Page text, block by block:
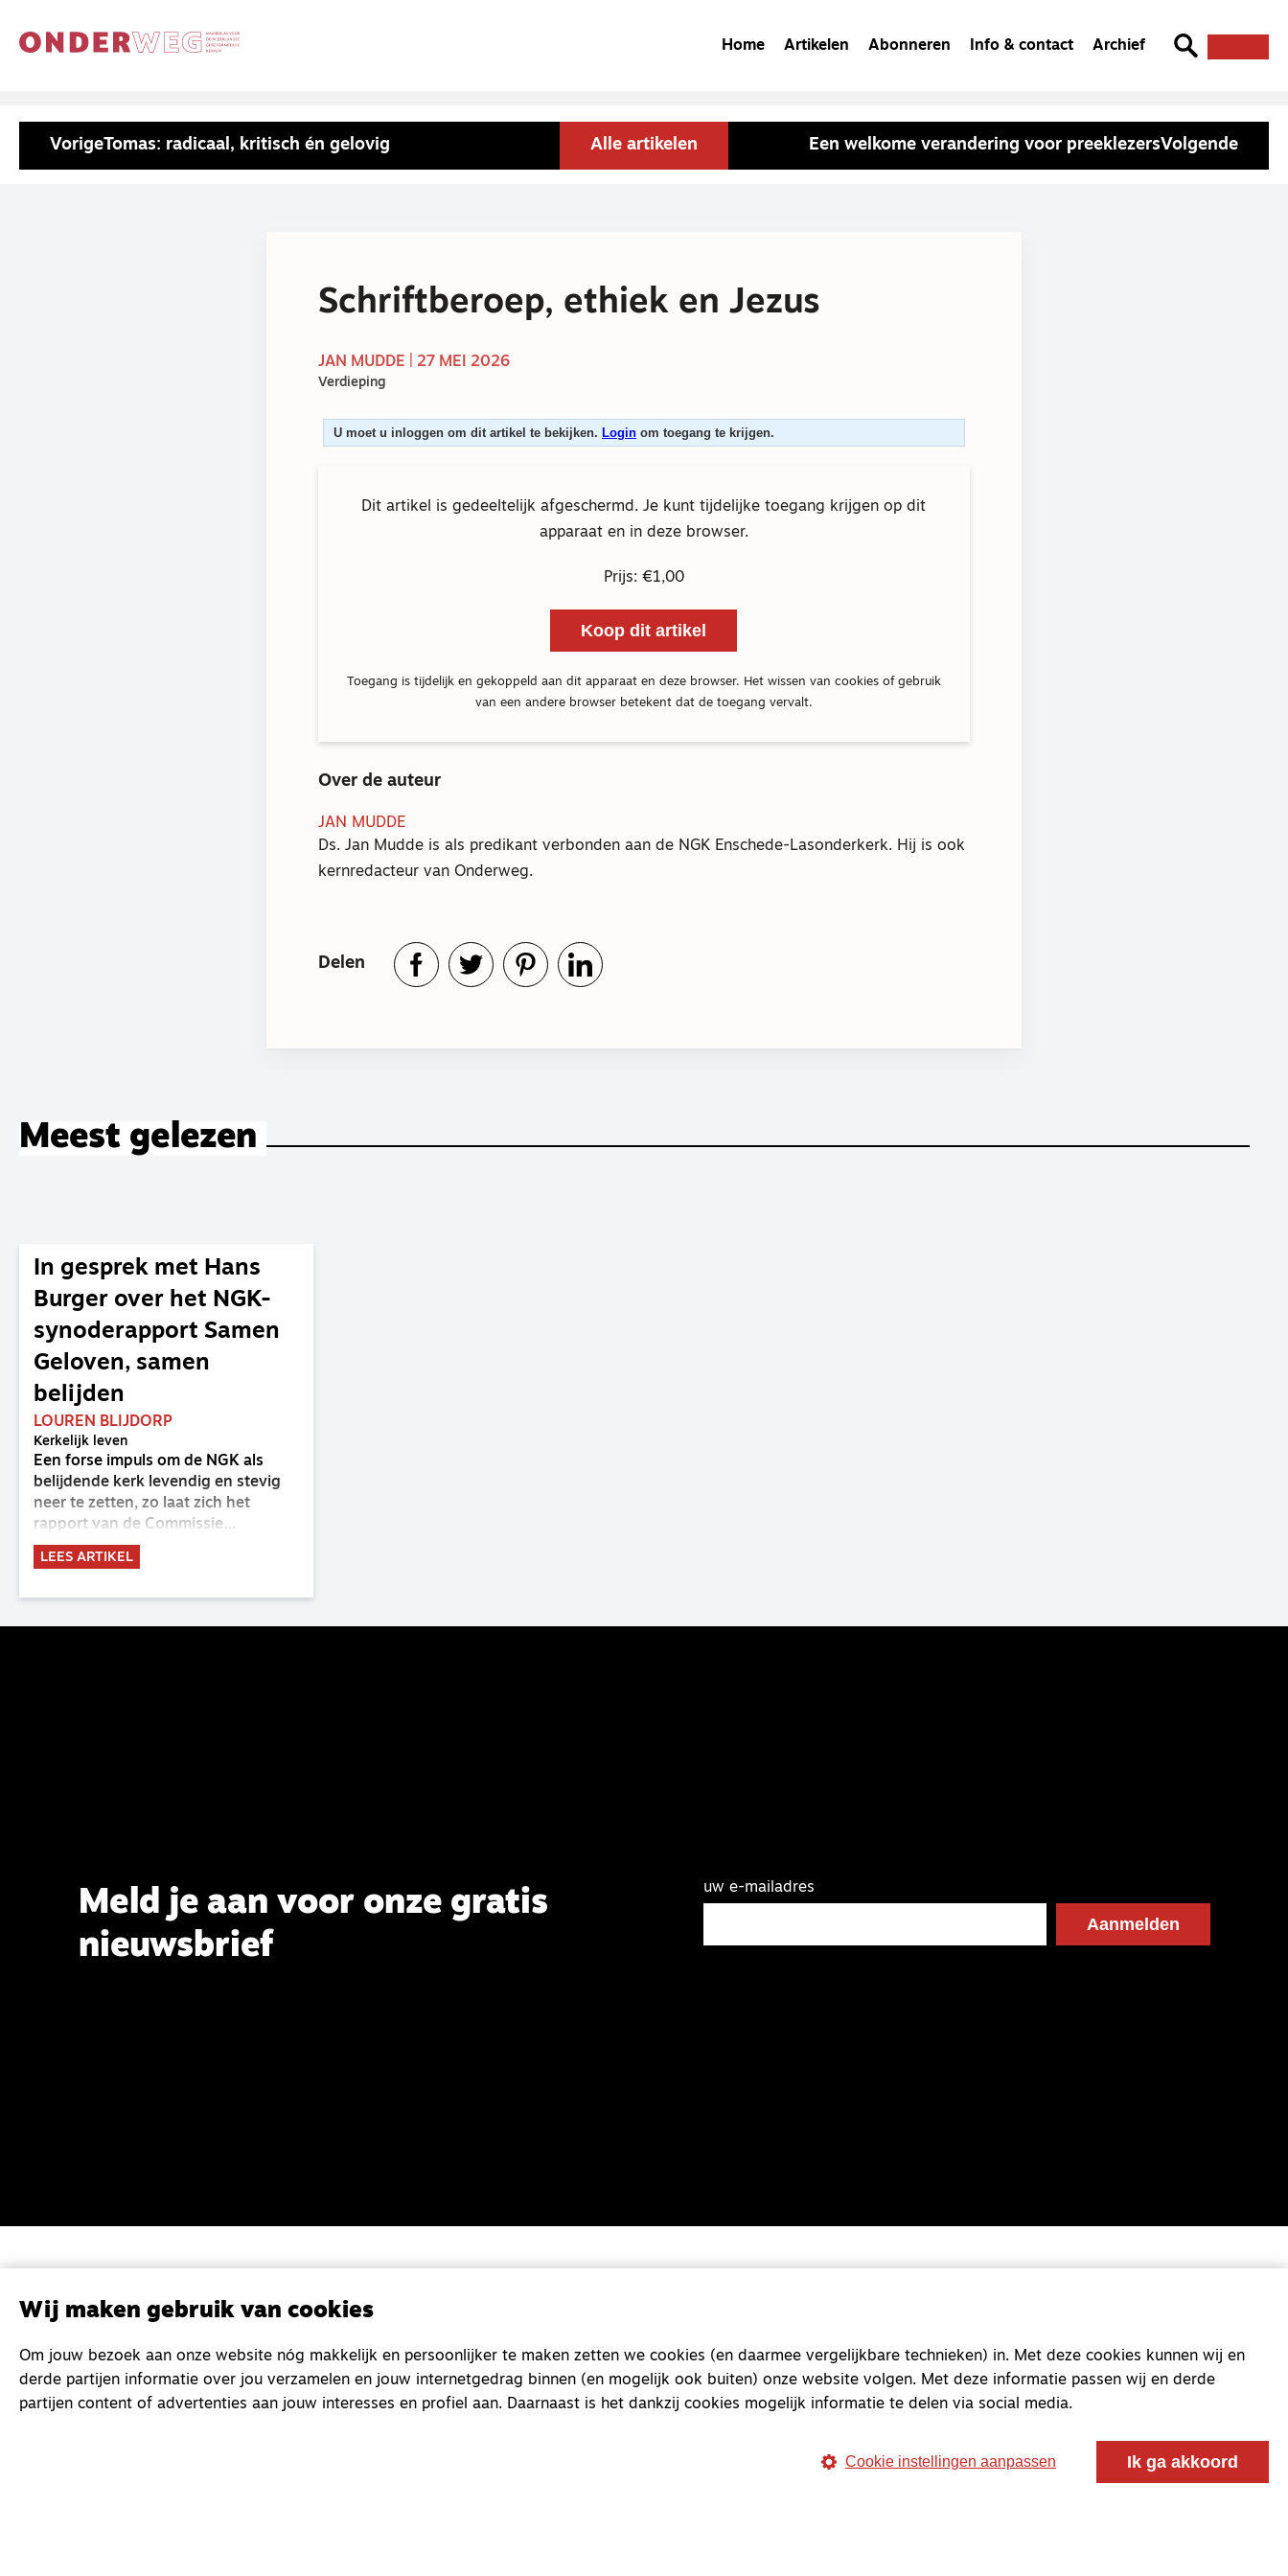
Home Artikelen Abonneren Info & contact Archief
VorigeTomas: radicaal, kritisch én gelovig Alle artikelen Een welkome verandering voor preeklezersVolgende
Schriftberoep, ethiek en Jezus
JAN MUDDE | 27 MEI 2026
Verdieping
U moet u inloggen om dit artikel te bekijken. Loginom toegang te krijgen.
Dit artikel is gedeeltelijk afgeschermd. Je kunt tijdelijke toegang krijgen op dit
apparaat en in deze browser.
Prijs: €1,00
Koop dit artikel
Toegang is tijdelijk en gekoppeld aan dit apparaat en deze browser. Het wissen van cookies of gebruik
van een andere browser betekent dat de toegang vervalt.
Over de auteur
JAN MUDDE
Ds. Jan Mudde is als predikant verbonden aan de NGK Enschede-Lasonderkerk. Hij is ook
kernredacteur van Onderweg.
Delen
Meest gelezen
In gesprek met Hans
Burger over het NGK-
synoderapport Samen
Geloven, samen
belijden
LOUREN BLIJDORP
Kerkelijk leven
Een forse impuls om de NGK als
belijdende kerk levendig en stevig
neer te zetten, zo laat zich het
rapport van de Commissie
Belijdende Kerk (CBK) lezen. Deze
commissie is al sinds de eenwording
2023 de opdracht om haar analyse
commissie beoogt.
LEES ARTIKEL
Meld je aan voor onze gratis
nieuwsbrief
uw e-mailadres
Wij maken gebruik van cookies
Om jouw bezoek aan onze website nóg makkelijk en persoonlijker te maken zetten we cookies (en daarmee vergelijkbare technieken) in. Met deze cookies kunnen wij en
derde partijen informatie over jou verzamelen en jouw internetgedrag binnen (en mogelijk ook buiten) onze website volgen. Met deze informatie passen wij en derde
partijen content of advertenties aan jouw interesses en profiel aan. Daarnaast is het dankzij cookies mogelijk informatie te delen via social media.
Cookie instellingen aanpassen Ik ga akkoord